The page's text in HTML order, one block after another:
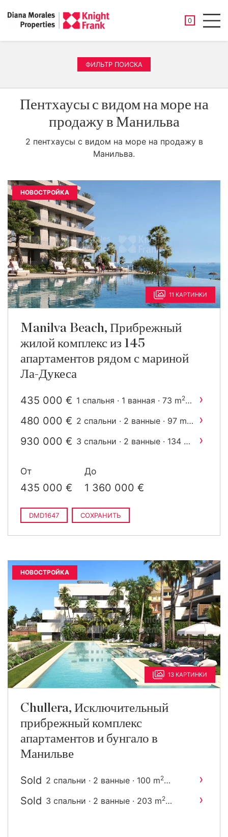
0
ФИЛЬТР ПОИСКА
Пентхаусы с видом на море на
продажу в Манильва
2 пентхаусы с видом на море на продажу в
Манильва.
НОВОСТРОЙКА
11 КАРТИНКИ
Manilva Beach, Прибрежный
жилой комплекс из 145
апартаментов рядом с мариной
Ла-Дукеса
435 000 € 1 спальня · 1 ванная · 73 m2 ›
480 000 € 2 спальни · 2 ванные · 97 m ›
930 000 € 3 спальни · 2 ванные · 134 m ›
m2построен
От
435 000 €
До
1 360 000 €
DMD1647 СОХРАНИТЬ
НОВОСТРОЙКА
13 КАРТИНКИ
Chullera, Исключительный
прибрежный комплекс
апартаментов и бунгало в
Манильве
Sold 2 спальни · 2 ванные · 100 m2 ›
Sold 3 спальни · 2 ванные · 203 m2 ›